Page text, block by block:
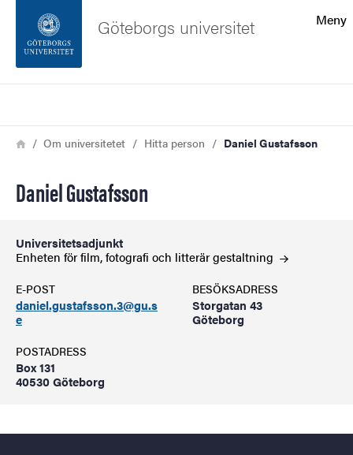
Sidfoten
Meny
Göteborgs universitet
Länkstig
HemOm universitetet Hitta person Daniel Gustafsson
Daniel Gustafsson
Universitetsadjunkt
Enheten för film, fotografi och litterärgestaltning
E-POST
daniel.gustafsson.3@gu.s
e
BESÖKSADRESS
Storgatan 43
Göteborg
POSTADRESS
Box 131
40530 Göteborg